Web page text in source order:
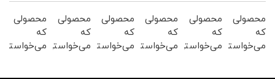
محصولی
که
می‌خواستی
محصولی
که
می‌خواستی
محصولی
که
می‌خواستی
محصولی
که
می‌خواستی
محصولی
که
می‌خواستی
محصولی
که
می‌خواستی